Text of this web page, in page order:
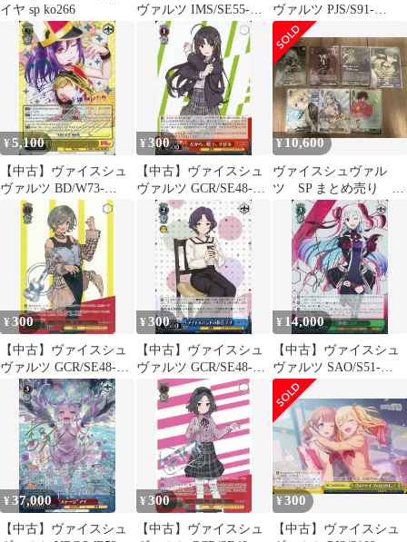
イヤ sp ko266
ヴァルツ IMS/SE55-
20BNP[BNP]：(ホロ)破
滅の奏者 桜守歌織
ヴァルツ PJS/S91-
101S[SR]：(ホロ)一緒
に歌おう！
¥5,100
【中古】ヴァイスシュ
ヴァルツ BD/W73-
E005SSP[SSP]：(ホ
ロ)“Music of Smile”
Kaoru Seta(田所あずさ
虹箔押しサイン入
り)/(ホロ)“笑顔の音
楽”瀬田薫(田所あずさ
虹箔押しサイン入り)
¥300
【中古】ヴァイスシュ
ヴァルツ GCR/SE48-
19[N]：だから、歌う。
すばる
¥10,600
ヴァイスシュヴァル
ツ SP まとめ売り 7
¥300
【中古】ヴァイスシュ
ヴァルツ GCR/SE48-
27GBC[GBCR]：(ホロ)
だから、歌う。 ルパ
¥300
【中古】ヴァイスシュ
ヴァルツ GCR/SE48-
61[N]：アイドルバンド
の休日 ナナ
¥ 14,000
【中古】ヴァイスシュ
ヴァルツ SAO/S51-
022SP[SP]：(ホ
ロ)&lt;&lt;歌姫&gt;&gt;
ユナ(神田沙也加金箔押
しサイン入り)
¥37,000
【中古】ヴァイスシュ
¥300
【中古】ヴァイスシュ
¥300
【中古】ヴァイスシュ